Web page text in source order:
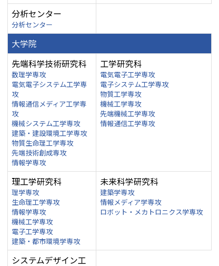
分析センター
分析センター
大学院
先端科学技術研究科
数理学専攻
電気電子システム工学専
攻
情報通信メディア工学専
攻
機械システム工学専攻
建築・建設環境工学専攻
物質生命理工学専攻
先端技術創成専攻
情報学専攻
工学研究科
電気電子工学専攻
電子システム工学専攻
物質工学専攻
機械工学専攻
先端機械工学専攻
情報通信工学専攻
理工学研究科
理学専攻
生命理工学専攻
情報学専攻
機械工学専攻
電子工学専攻
建築・都市環境学専攻
未来科学研究科
建築学専攻
情報メディア学専攻
ロボット・メカトロニクス学専攻
システムデザイン工